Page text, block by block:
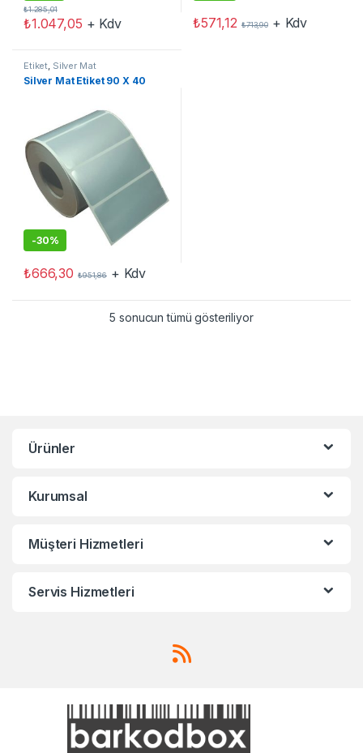
₺1.047,05
₺1.285,01
+ Kdv ₺571,12 ₺713,90+ Kdv
Etiket, Silver Mat
Silver Mat Etiket 90 X 40
-30%
₺666,30 ₺951,86+ Kdv
5 sonucun tümü gösteriliyor
Ürünler
Kurumsal
Müşteri Hizmetleri
Servis Hizmetleri